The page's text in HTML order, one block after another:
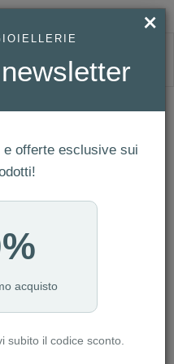
SKY REF. CA4664-60W
60W
×
offerte esclusive sui
acquisto
subito il codice sconto.